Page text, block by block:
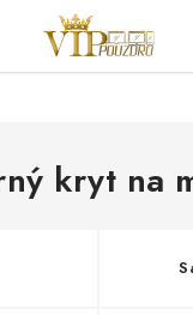
- SKLO A FÓLIE
kryt na